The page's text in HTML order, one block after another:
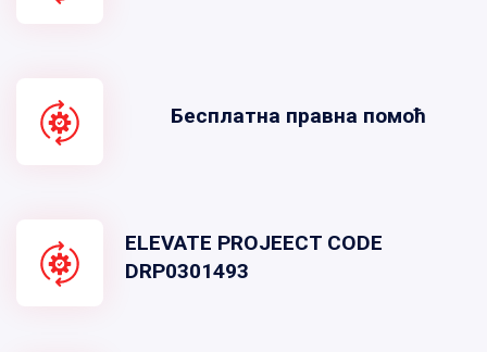
Бесплатна правна помоћ
ELEVATE PROJEECT CODE
DRP0301493